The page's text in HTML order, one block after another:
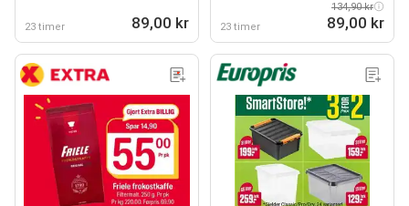
23 timer 89,00 kr 23 timer
134,90 kr
89,00 kr